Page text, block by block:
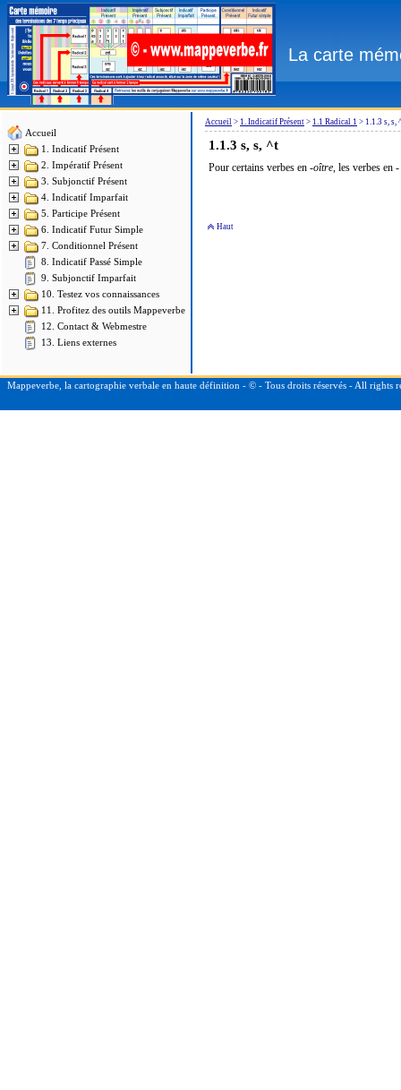
La carte
Accueil
1. Indicatif Présent
2. Impératif Présent
3. Subjonctif Présent
4. Indicatif Imparfait
5. Participe Présent
6. Indicatif Futur Simple
7. Conditionnel Présent
8. Indicatif Passé Simple
9. Subjonctif Imparfait
10. Testez vos connaissances
11. Profitez des outils Mappeverbe
12. Contact & Webmestre
13. Liens externes
Accueil > 1. Indicatif Présent > 1.1 Radical 1 > 1.1.3 s, s,
1.1.3 s, s, ^t
Pour certains verbes en -oître,les verbes en -
Haut
Mappeverbe, la cartographie verbale en haute définition - © - Tous droits réservés - All rights